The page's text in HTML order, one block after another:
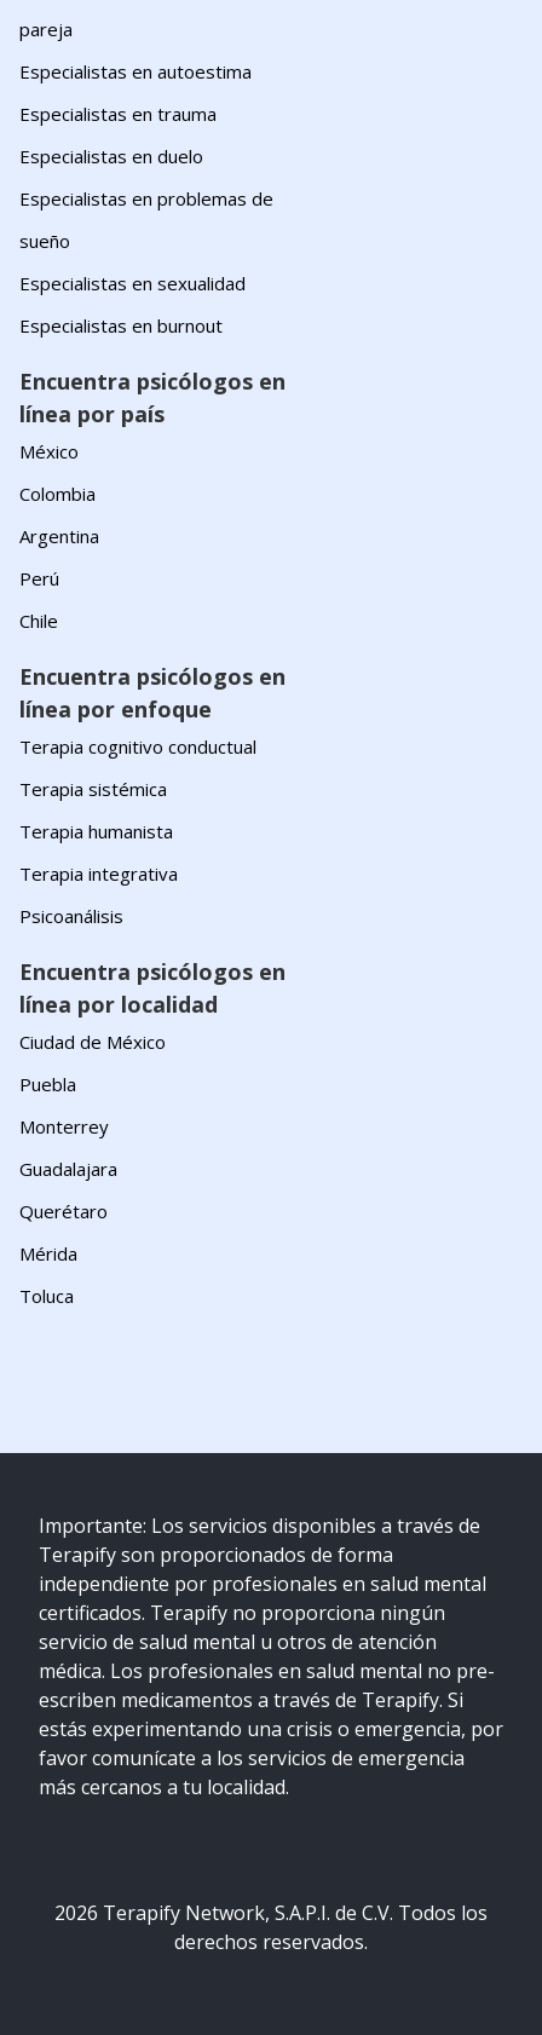
pareja
Especialistas en autoestima
Especialistas en trauma
Especialistas en duelo
Especialistas en problemas de
sueño
Especialistas en sexualidad
Especialistas en burnout
Encuentra psicólogos en
línea por país
México
Colombia
Argentina
Perú
Chile
Encuentra psicólogos en
línea por enfoque
Terapia cognitivo conductual
Terapia sistémica
Terapia humanista
Terapia integrativa
Psicoanálisis
Encuentra psicólogos en
línea por localidad
Ciudad de México
Puebla
Monterrey
Guadalajara
Querétaro
Mérida
Toluca
Importante: Los servicios disponibles a través de
Terapify son proporcionados de forma
independiente por profesionales en salud mental
certificados. Terapify no proporciona ningún
servicio de salud mental u otros de atención
médica. Los profesionales en salud mental no pre-
escriben medicamentos a través de Terapify. Si
estás experimentando una crisis o emergencia, por
favor comunícate a los servicios de emergencia
más cercanos a tu localidad.
2026 Terapify Network, S.A.P.I. de C.V. Todos los
derechos reservados.